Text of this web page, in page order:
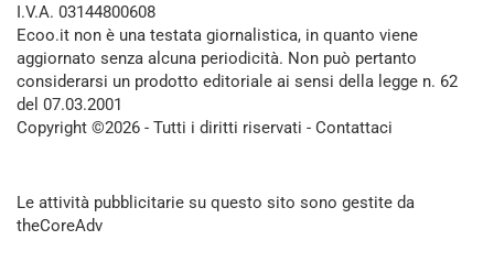
I.V.A. 03144800608
Ecoo.it non è una testata giornalistica, in quanto viene
aggiornato senza alcuna periodicità. Non può pertanto
considerarsi un prodotto editoriale ai sensi della legge n. 62
del 07.03.2001
Copyright ©2026 - Tutti i diritti riservati - Contattaci
Le attività pubblicitarie su questo sito sono gestite da
theCoreAdv